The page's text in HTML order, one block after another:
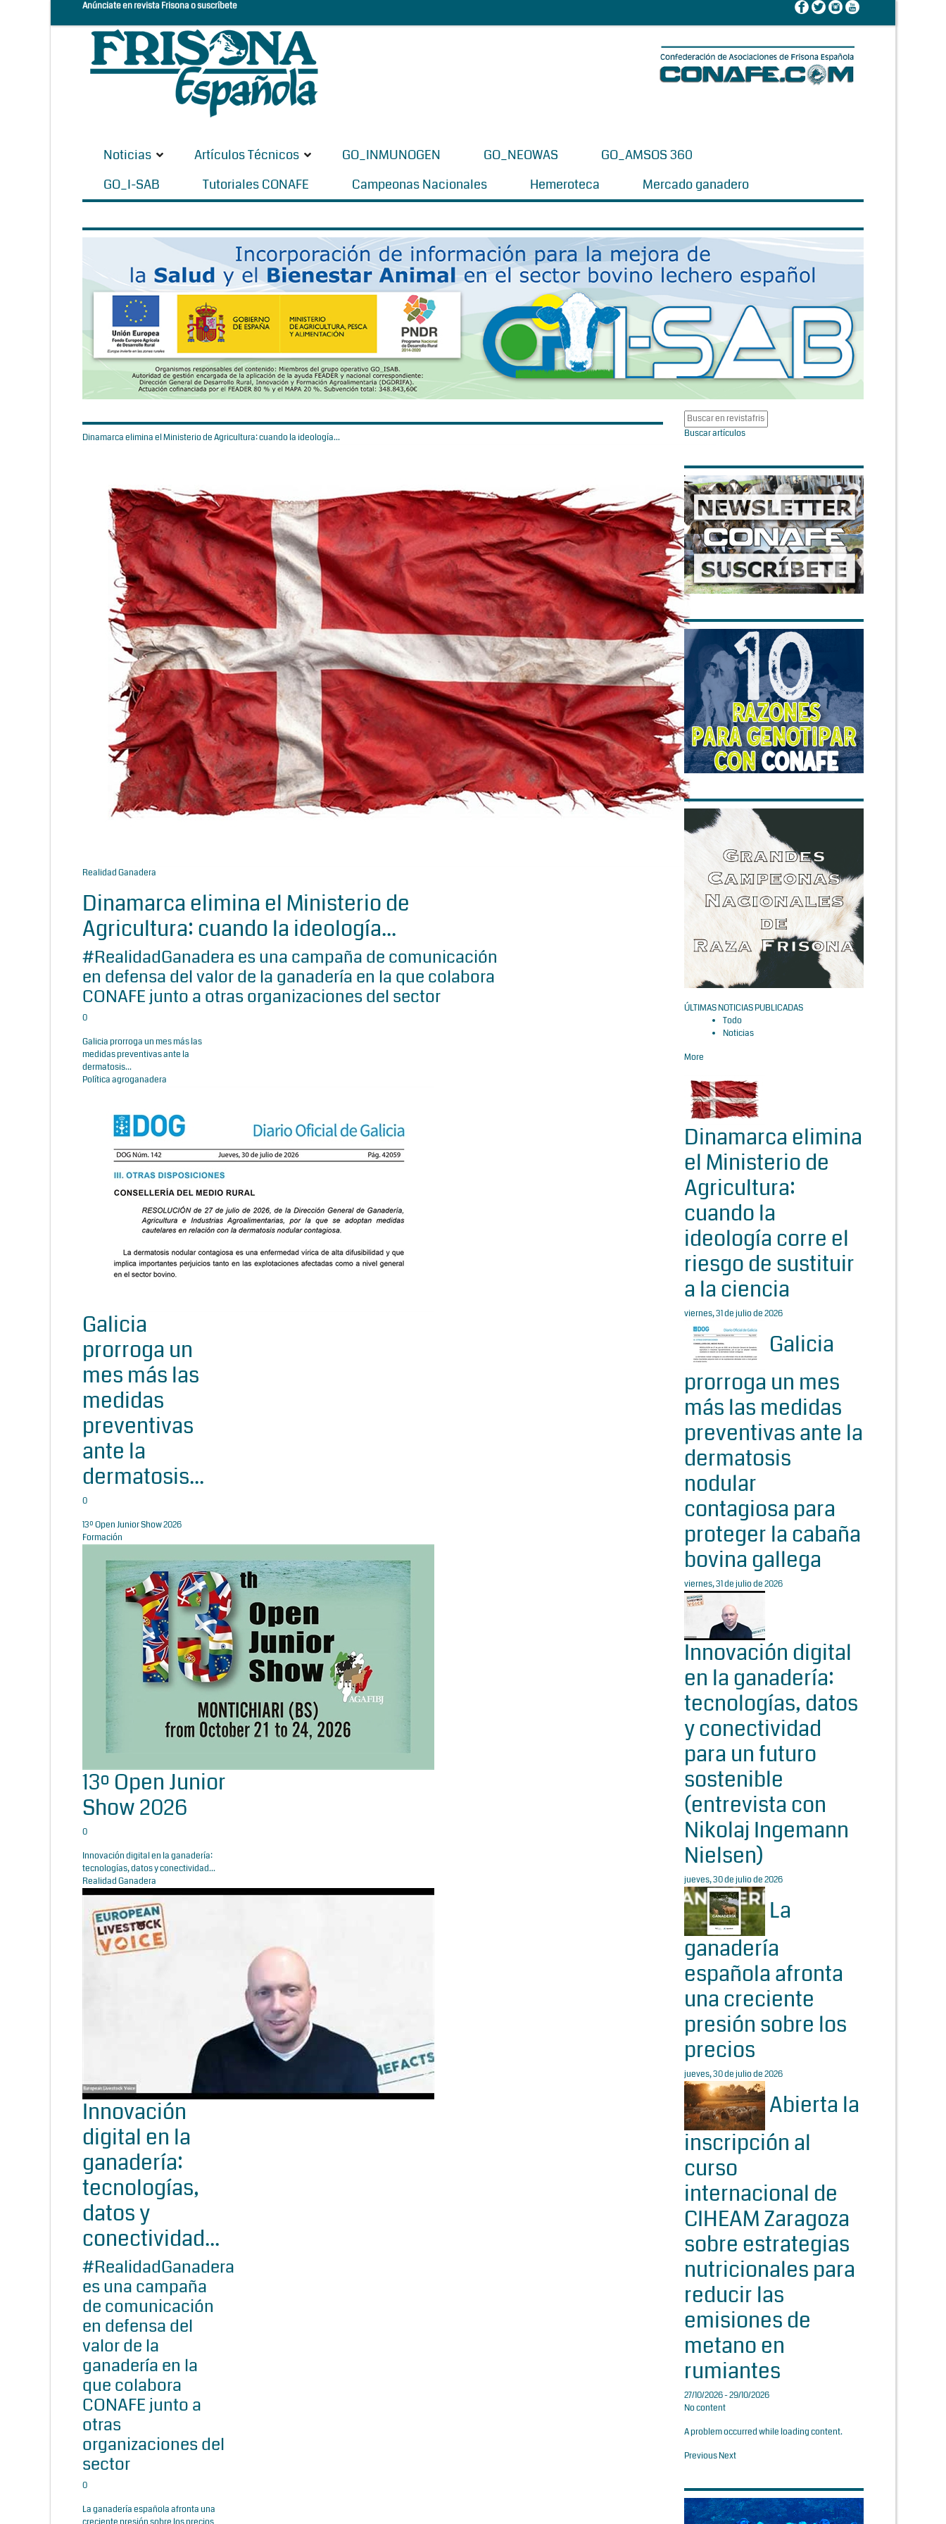
Anúnciate en revista Frisona o suscríbete
Noticias Artículos Técnicos GO_INMUNOGEN GO_NEOWAS
GO_AMSOS 360
GO_I-SAB
Tutoriales CONAFE Campeonas Nacionales Hemeroteca Mercado ganadero
Dinamarca elimina el Ministerio de Agricultura: cuando la ideología...
Realidad Ganadera
Dinamarca elimina el Ministerio de
Agricultura: cuando la ideología...
#RealidadGanadera es una campaña de comunicación
en defensa del valor de la ganadería en la que colabora
CONAFE junto a otras organizaciones del sector
0
Galicia prorroga un mes más las
medidas preventivas ante la
dermatosis...
Política agroganadera
Galicia
prorroga un
mes más las
medidas
preventivas
ante la
dermatosis...
0
13º Open Junior Show 2026
Formación
13º Open Junior
Show 2026
0
Innovación digital en la ganadería:
tecnologías, datos y conectividad...
Realidad Ganadera
Innovación
digital en la
ganadería:
tecnologías,
datos y
conectividad...
#RealidadGanadera
es una campaña
de comunicación
en defensa del
valor de la
ganadería en la
que colabora
CONAFE junto a
otras
organizaciones del
sector
0
La ganadería española afronta una
Buscar artículos
ÚLTIMAS NOTICIAS PUBLICADAS
Todo
Noticias
More
Dinamarca elimina
el Ministerio de
Agricultura:
cuando la
ideología corre el
riesgo de sustituir
a la ciencia
viernes, 31 de julio de 2026
Galicia
prorroga un mes
más las medidas
preventivas ante la
dermatosis
nodular
contagiosa para
proteger la cabaña
bovina gallega
viernes, 31 de julio de 2026
Innovación digital
en la ganadería:
tecnologías, datos
y conectividad
para un futuro
sostenible
(entrevista con
Nikolaj Ingemann
Nielsen)
jueves, 30 de julio de 2026
La
ganadería
española afronta
una creciente
presión sobre los
precios
jueves, 30 de julio de 2026
Abierta la
inscripción al
curso
internacional de
CIHEAM Zaragoza
sobre estrategias
nutricionales para
reducir las
emisiones de
metano en
rumiantes
27/10/2026 - 29/10/2026
No content
A problem occurred while loading content.
PreviousNext